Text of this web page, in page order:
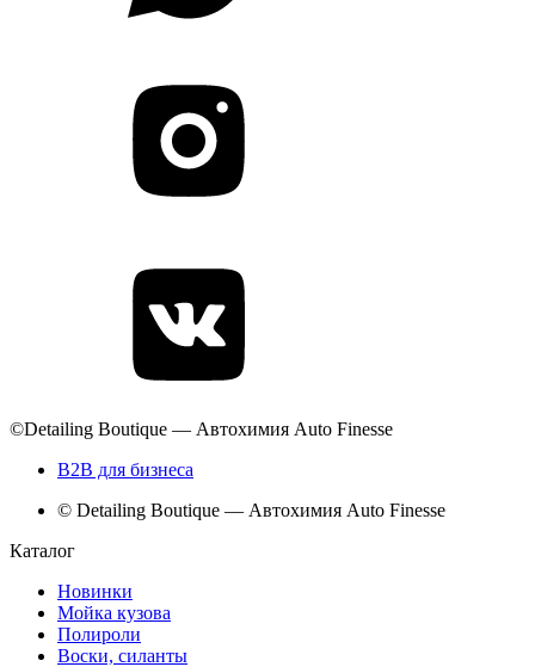
©Detailing Boutique — Автохимия Auto Finesse
B2B для бизнеса
© Detailing Boutique — Автохимия Auto Finesse
Каталог
Новинки
Мойка кузова
Полироли
Воски, силанты